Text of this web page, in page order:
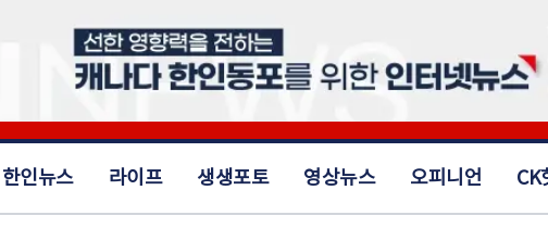
한인뉴스 라이프 생생포토 영상뉴스 오피니언 CK